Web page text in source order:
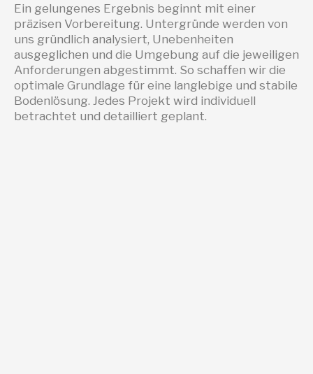
Ein gelungenes Ergebnis beginnt mit einer
präzisen Vorbereitung. Untergründe werden von
uns gründlich analysiert, Unebenheiten
ausgeglichen und die Umgebung auf die jeweiligen
Anforderungen abgestimmt. So schaffen wir die
optimale Grundlage für eine langlebige und stabile
Bodenlösung. Jedes Projekt wird individuell
betrachtet und detailliert geplant.